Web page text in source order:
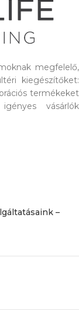
megfelelő,
kiegészítőket:
termékeket
vásárlók
–